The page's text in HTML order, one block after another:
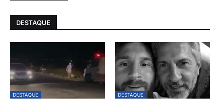
DESTAQUE
DESTAQUE DESTAQUE